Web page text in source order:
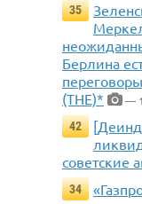
35
Берлина
(THE)*
—
42
советские
34